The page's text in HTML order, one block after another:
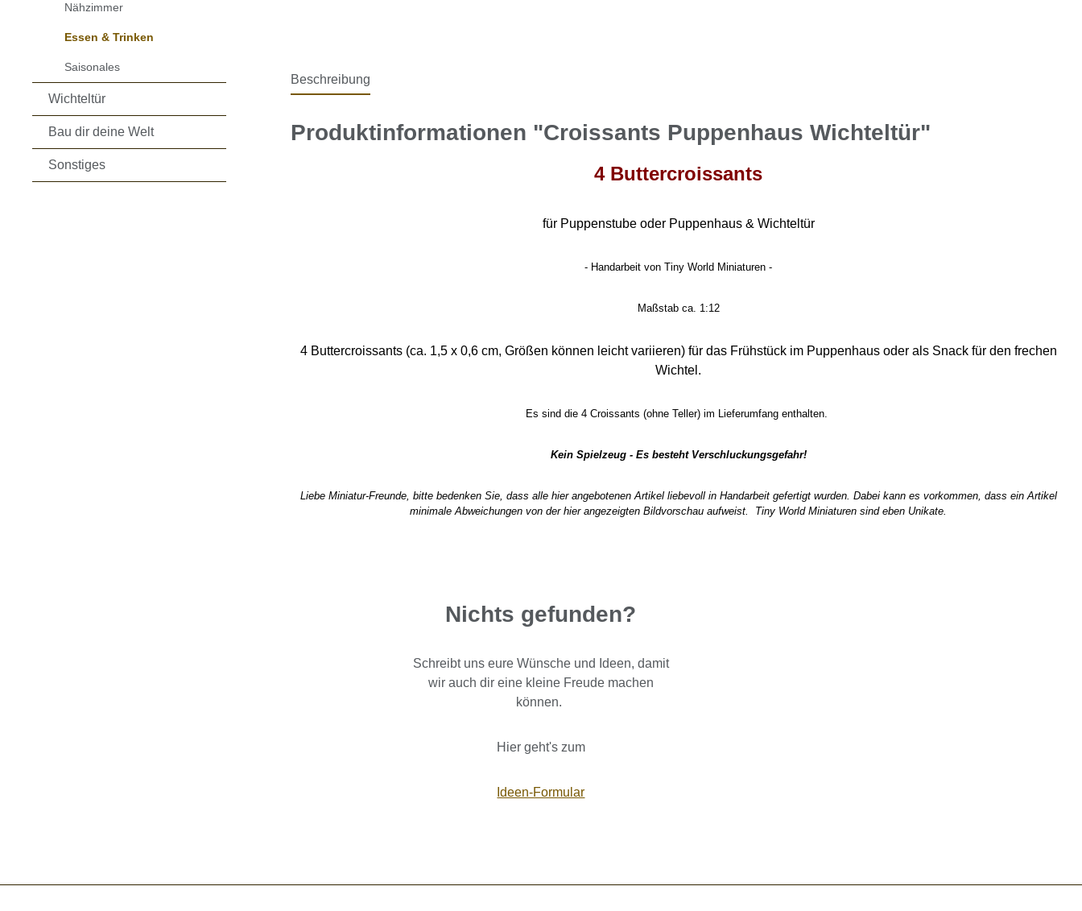
Nähzimmer
Essen & Trinken
Saisonales
Wichteltür
Bau dir deine Welt
Sonstiges
Beschreibung
Produktinformationen "Croissants Puppenhaus Wichteltür"
4 Buttercroissants
für Puppenstube oder Puppenhaus & Wichteltür
- Handarbeit von Tiny World Miniaturen -
Maßstab ca. 1:12
4 Buttercroissants (ca. 1,5 x 0,6 cm, Größen können leicht variieren) für das Frühstück im Puppenhaus oder als Snack für den frechen
Wichtel.
Es sind die 4 Croissants (ohne Teller) im Lieferumfang enthalten.
Kein Spielzeug - Es besteht Verschluckungsgefahr!
Liebe Miniatur-Freunde, bitte bedenken Sie, dass alle hier angebotenen Artikel liebevoll in Handarbeit gefertigt wurden. Dabei kann es vorkommen, dass ein Artikel
minimale Abweichungen von der hier angezeigten Bildvorschau aufweist. Tiny World Miniaturen sind eben Unikate.
Nichts gefunden?
Schreibt uns eure Wünsche und Ideen, damit
wir auch dir eine kleine Freude machen
können.
Hier geht's zum
Ideen-Formular